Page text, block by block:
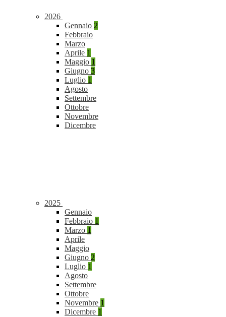
2026
Gennaio 2
Febbraio
Marzo
Aprile 1
Maggio 1
Giugno 3
Luglio 1
Agosto
Settembre
Ottobre
Novembre
Dicembre
2025
Gennaio
Febbraio 1
Marzo 1
Aprile
Maggio
Giugno 2
Luglio 1
Agosto
Settembre
Ottobre
Novembre 1
Dicembre 1